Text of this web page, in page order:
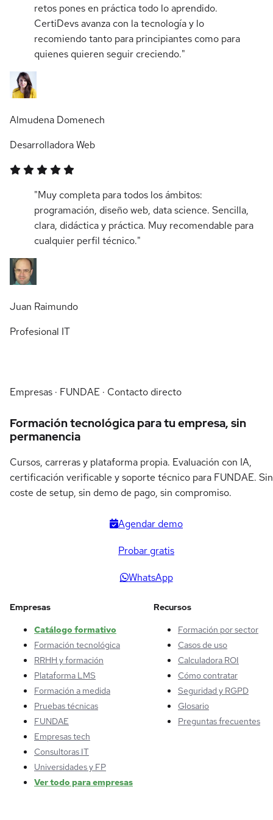
retos pones en práctica todo lo aprendido.
CertiDevs avanza con la tecnología y lo
recomiendo tanto para principiantes como para
quienes quieren seguir creciendo."
Almudena Domenech
Desarrolladora Web
"Muy completa para todos los ámbitos:
programación, diseño web, data science. Sencilla,
clara, didáctica y práctica. Muy recomendable para
cualquier perfil técnico."
Juan Raimundo
Profesional IT
Empresas · FUNDAE · Contacto directo
Formación tecnológica para tu empresa, sin
permanencia
Cursos, carreras y plataforma propia. Evaluación con IA,
certificación verificable y soporte técnico para FUNDAE. Sin
coste de setup, sin demo de pago, sin compromiso.
Agendar demo
Probar gratis
WhatsApp
Empresas
Catálogo formativo
Formación tecnológica
RRHH y formación
Plataforma LMS
Formación a medida
Pruebas técnicas
FUNDAE
Empresas tech
Consultoras IT
Universidades y FP
Ver todo para empresas
Recursos
Formación por sector
Casos de uso
Calculadora ROI
Cómo contratar
Seguridad y RGPD
Glosario
Preguntas frecuentes